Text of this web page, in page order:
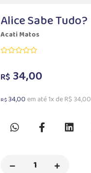
Alice Sabe Tudo?
Acati Matos
R$ 34,00
R$34,00 em até 1x de R$ 34,00